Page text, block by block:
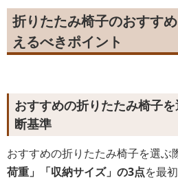
折りたたみ椅子のおすす
えるべきポイント
おすすめの折りたたみ椅子
断基準
おすすめの折りたたみ椅子を選ぶ
荷重」「収納サイズ」の3点を最